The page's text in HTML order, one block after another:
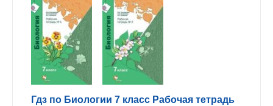
Гдз по Биологии 7 класс Рабочая тетрадь